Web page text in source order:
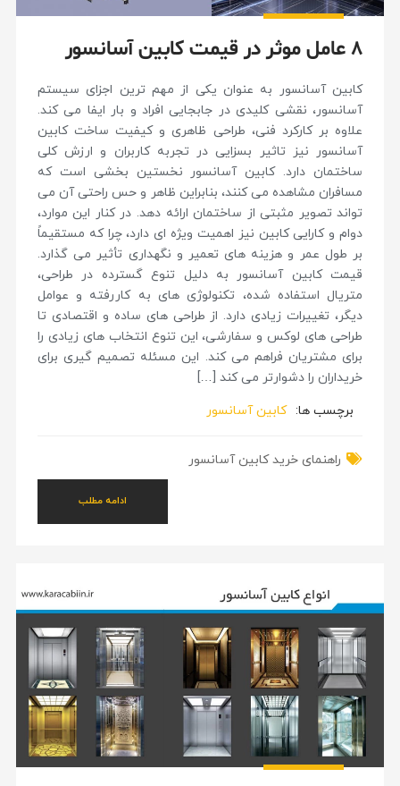
۸ عامل موثر در قیمت کابین آسانسور
کابین آسانسور به عنوان یکی از مهم ترین اجزای سیستم
آسانسور، نقشی کلیدی در جابجایی افراد و بار ایفا می کند.
علاوه بر کارکرد فنی، طراحی ظاهری و کیفیت ساخت کابین
آسانسور نیز تاثیر بسزایی در تجربه کاربران و ارزش کلی
ساختمان دارد. کابین آسانسور نخستین بخشی است که
مسافران مشاهده می کنند، بنابراین ظاهر و حس راحتی آن می
تواند تصویر مثبتی از ساختمان ارائه دهد. در کنار این موارد،
دوام و کارایی کابین نیز اهمیت ویژه ای دارد، چرا که مستقیماً
بر طول عمر و هزینه های تعمیر و نگهداری تأثیر می گذارد.
قیمت کابین آسانسور به دلیل تنوع گسترده در طراحی،
متریال استفاده شده، تکنولوژی های به کاررفته و عوامل
دیگر، تغییرات زیادی دارد. از طراحی های ساده و اقتصادی تا
طراحی های لوکس و سفارشی، این تنوع انتخاب های زیادی را
برای مشتریان فراهم می کند. این مسئله تصمیم گیری برای
خریداران را دشوارتر می کند […]
برچسب ها: کابین آسانسور
راهنمای خرید کابین آسانسور
ادامه مطلب